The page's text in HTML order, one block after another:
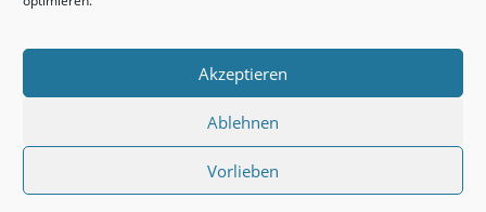
Akzeptieren
Ablehnen
Vorlieben
© 2026 Theo Schrauben GmbH